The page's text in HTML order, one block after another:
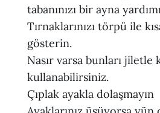
tabanınızı bir ayna
Tırnaklarınızı törpü ile
gösterin.
Nasır varsa bunları jiletle
kullanabilirsiniz.
Çıplak ayakla dolaşmayın